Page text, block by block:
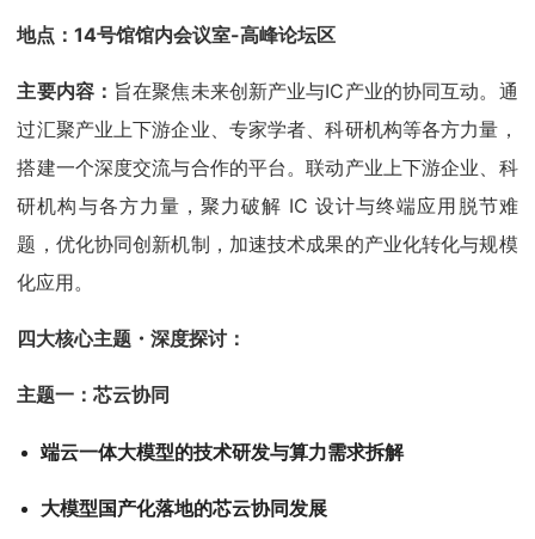
地点：14号馆馆内会议室-高峰论坛区
主要内容： 旨在聚焦未来创新产业与IC产业的协同互动。通
过汇聚产业上下游企业、专家学者、科研机构等各方力量，
搭建一个深度交流与合作的平台。联动产业上下游企业、科
研机构与各方力量，聚力破解 IC 设计与终端应用脱节难
题，优化协同创新机制，加速技术成果的产业化转化与规模
化应用。
四大核心主题・深度探讨：
主题一：芯云协同
端云一体大模型的技术研发与算力需求拆解
大模型国产化落地的芯云协同发展